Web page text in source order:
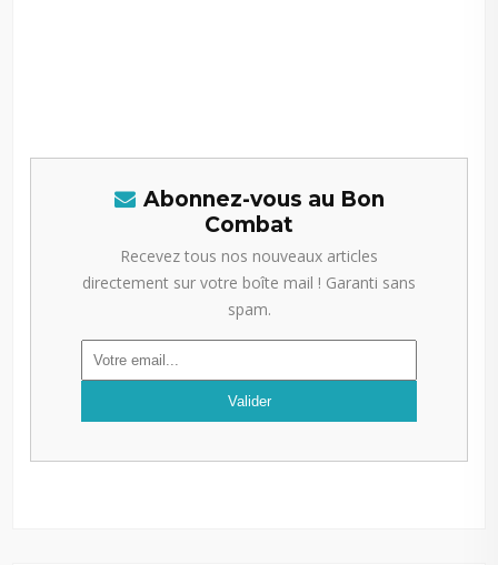
Abonnez-vous au Bon
Combat
Recevez tous nos nouveaux articles
directement sur votre boîte mail ! Garanti sans
spam.